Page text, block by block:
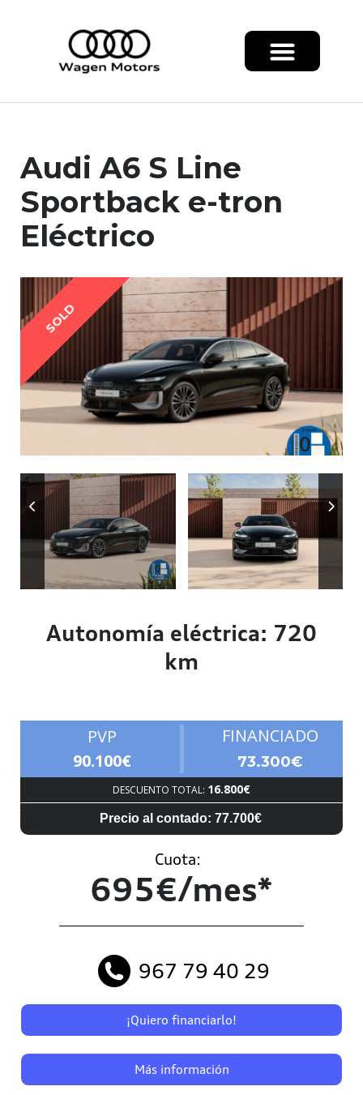
Audi A6 S Line
Sportback e-tron
Eléctrico
SOLD
Autonomía eléctrica: 720
km
PVP
90.100€
FINANCIADO
73.300€
DESCUENTO TOTAL: 16.800€
Precio al contado: 77.700€
Cuota:
695€/mes*
967 79 40 29
¡Quiero financiarlo!
Más información